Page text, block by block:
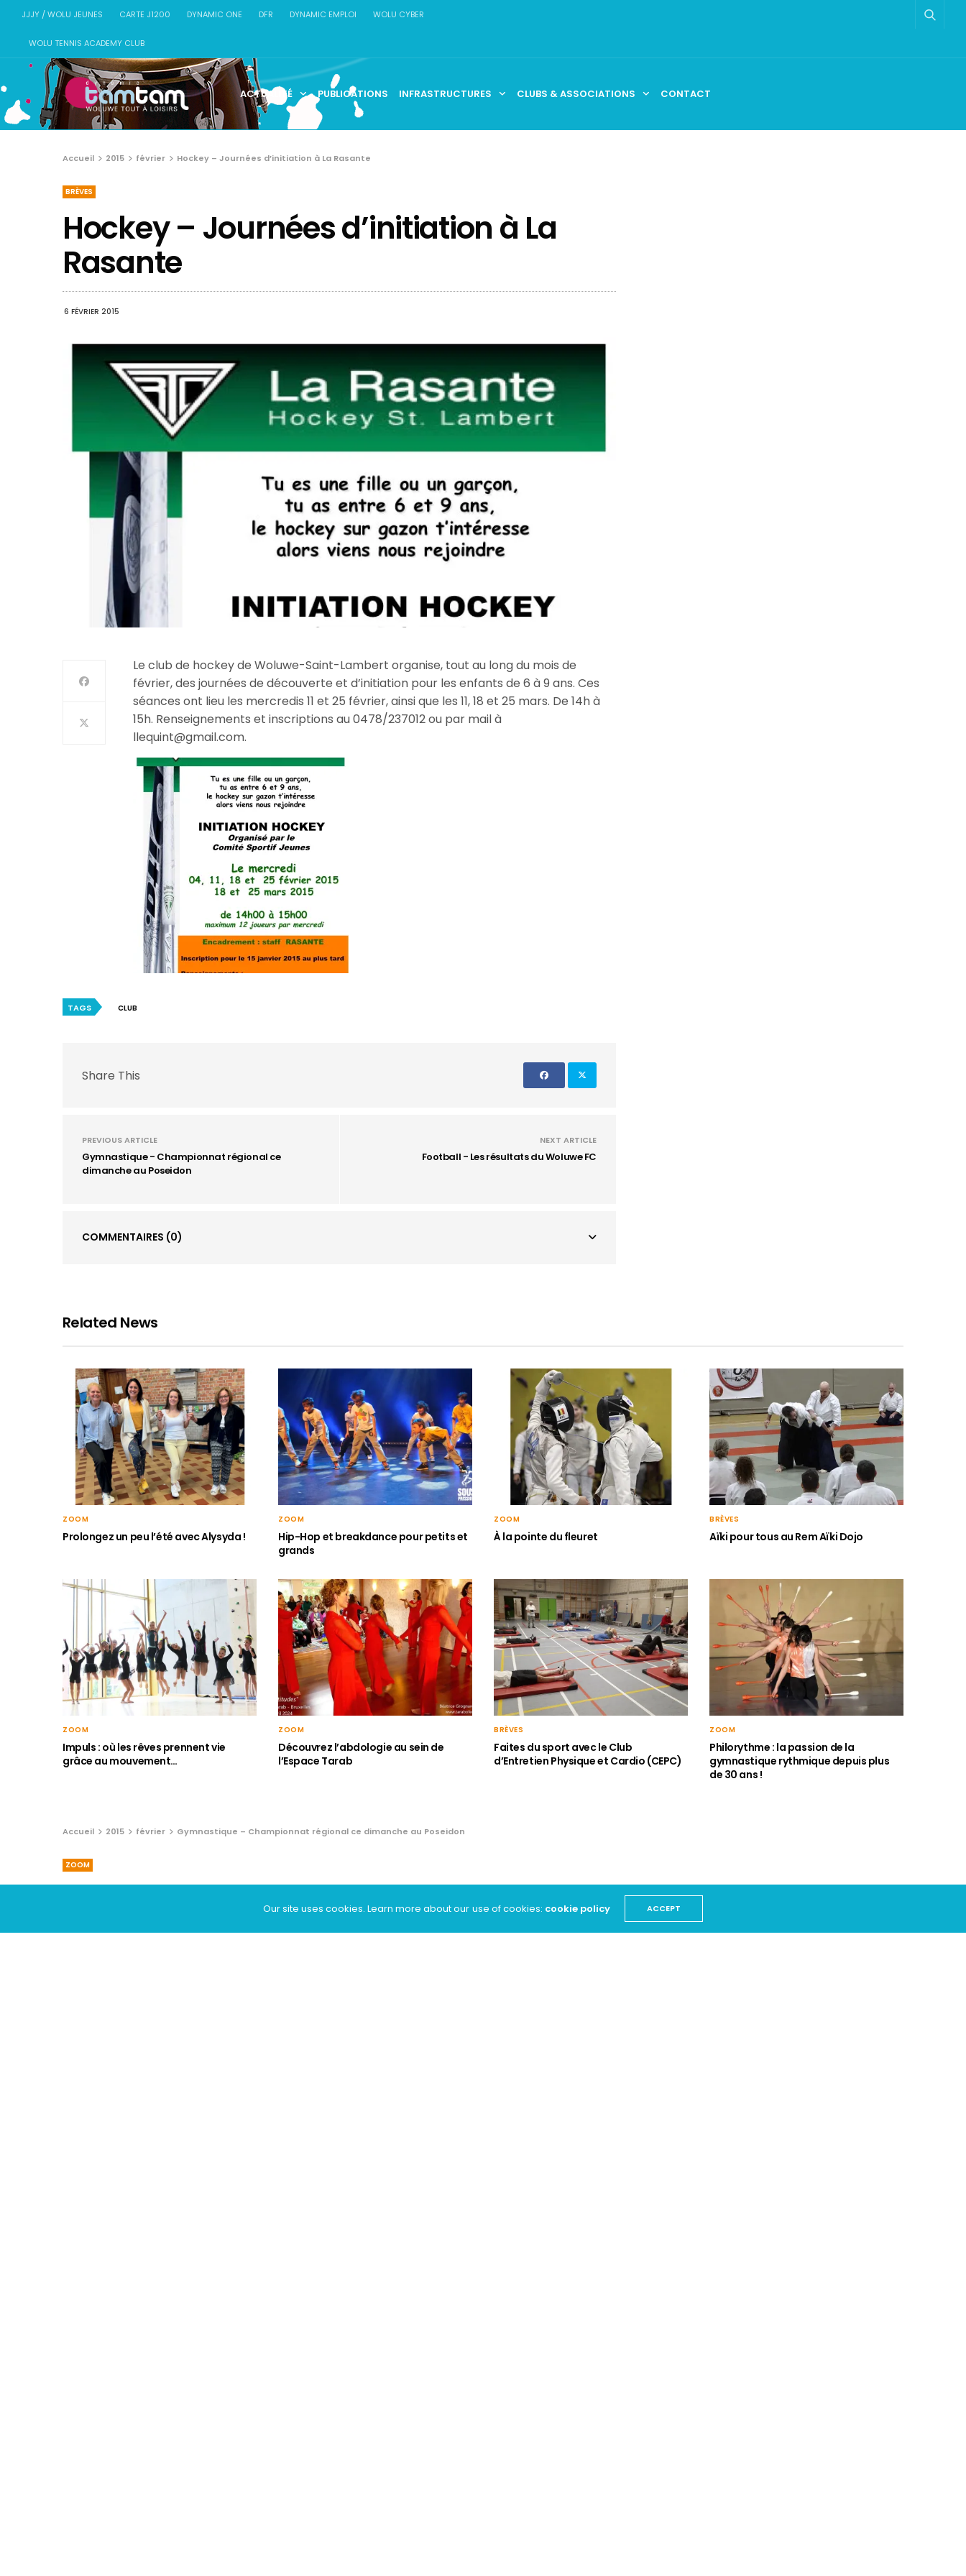
JJJY / WOLU JEUNES CARTE J1200 DYNAMIC ONE DFR DYNAMIC EMPLOI WOLU CYBER
WOLU TENNIS ACADEMY CLUB
ACTUALITÉ PUBLICATIONS INFRASTRUCTURES CLUBS & ASSOCIATIONS CONTACT
Accueil 2015 février Hockey – Journées d’initiation à La Rasante
BRÈVES
Hockey – Journées d’initiation à La
Rasante
6 FÉVRIER 2015
Le club de hockey de Woluwe-Saint-Lambert organise, tout au long du mois de
février, des journées de découverte et d’initiation pour les enfants de 6 à 9 ans. Ces
séances ont lieu les mercredis 11 et 25 février, ainsi que les 11, 18 et 25 mars. De 14h à
15h. Renseignements et inscriptions au 0478/237012 ou par mail à
llequint@gmail.com.
TAGS CLUB
Share This
PREVIOUS ARTICLE
Gymnastique - Championnat régional ce
dimanche au Poseidon
NEXT ARTICLE
Football - Les résultats du Woluwe FC
COMMENTAIRES (0)
Related News
ZOOM
Prolongez un peu l’été avec Alysyda !
ZOOM
Hip-Hop et breakdance pour petits et
grands
ZOOM
À la pointe du fleuret
BRÈVES
Aïki pour tous au Rem Aïki Dojo
ZOOM
Impuls : où les rêves prennent vie
grâce au mouvement…
ZOOM
Découvrez l’abdologie au sein de
l’Espace Tarab
BRÈVES
Faites du sport avec le Club
d’Entretien Physique et Cardio (CEPC)
ZOOM
Philorythme : la passion de la
gymnastique rythmique depuis plus
de 30 ans !
Accueil 2015 février Gymnastique – Championnat régional ce dimanche au Poseidon
ZOOM
Gymnastique – Championnat
régional ce dimanche au Poseidon
Our site uses cookies. Learn more about our use of cookies: cookie policy ACCEPT